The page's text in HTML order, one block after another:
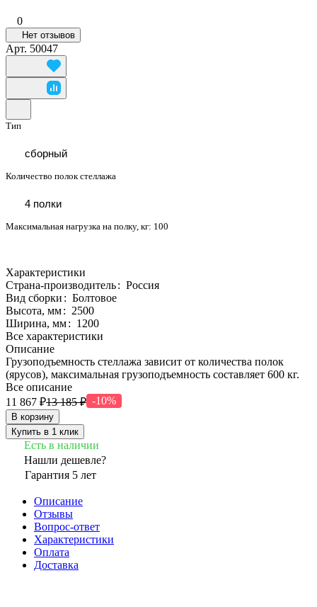
0
Нет отзывов
Арт. 50047
Тип
сборный
Количество полок стеллажа
4 полки
Максимальная нагрузка на полку, кг: 100
Характеристики
Страна-производитель: Россия
Вид сборки : Болтовое
Высота, мм: 2500
Ширина, мм: 1200
Все характеристики
Описание
Грузоподъемность стеллажа зависит от количества полок
(ярусов), максимальная грузоподъемность составляет 600 кг.
Все описание
11 867 ₽13 185 ₽ -10%
В корзину
Купить в 1 клик
Есть в наличии
Нашли дешевле?
Гарантия 5 лет
Описание
Отзывы
Вопрос-ответ
Характеристики
Оплата
Доставка